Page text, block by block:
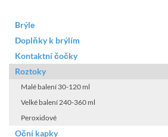
Brýle
Doplňky k brýlím
Kontaktní čočky
Roztoky
Malé balení 30-120 ml
Velké balení 240-360 ml
Peroxidové
Oční kapky